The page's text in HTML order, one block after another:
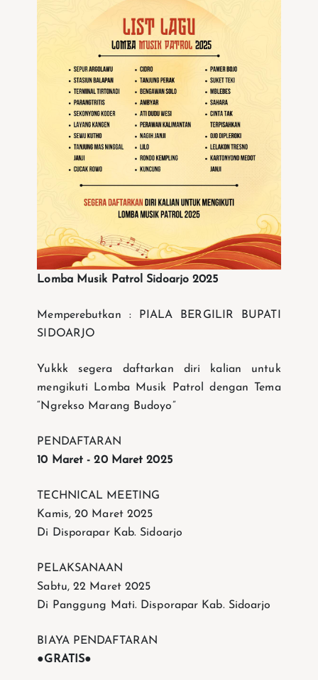
Lomba Musik Patrol Sidoarjo 2025
Memperebutkan : PIALA BERGILIR BUPATI
SIDOARJO
Yukkk segera daftarkan diri kalian untuk
mengikuti Lomba Musik Patrol dengan Tema
“Ngrekso Marang Budoyo”
PENDAFTARAN
10 Maret - 20 Maret 2025
TECHNICAL MEETING
Kamis, 20 Maret 2025
Di Disporapar Kab. Sidoarjo
PELAKSANAAN
Sabtu, 22 Maret 2025
Di Panggung Mati. Disporapar Kab. Sidoarjo
BIAYA PENDAFTARAN
●GRATIS●